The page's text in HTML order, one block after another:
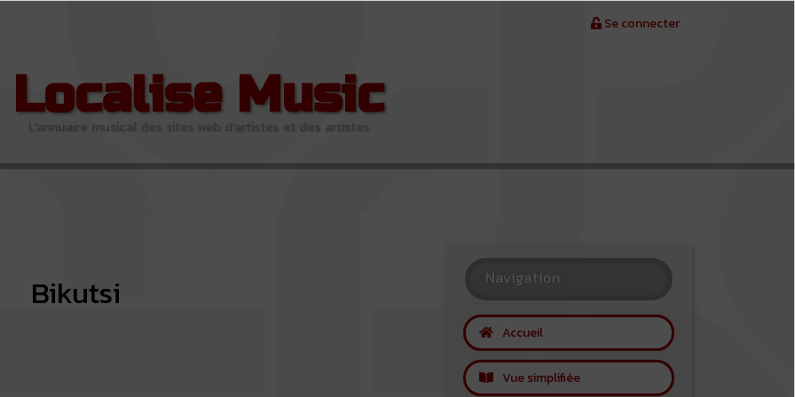
Se connecter
Localise Music
L'annuaire musical des sites web d'artistes et des artistes
Bikutsi Navigation
Accueil
Vue simplifiée